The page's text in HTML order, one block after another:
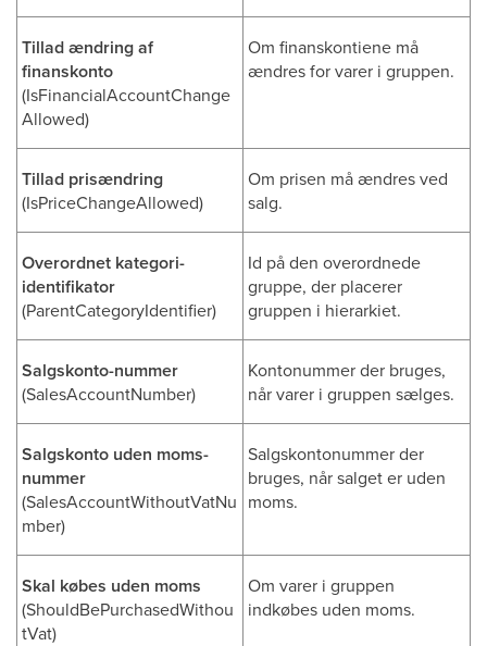
Tillad ændring af
finanskonto
(IsFinancialAccountChange
Allowed)
Om finanskontiene må
ændres for varer i gruppen.
Tillad prisændring
(IsPriceChangeAllowed)
Om prisen må ændres ved
salg.
Overordnet kategori-
identifikator
(ParentCategoryIdentifier)
Id på den overordnede
gruppe, der placerer
gruppen i hierarkiet.
Salgskonto-nummer
(SalesAccountNumber)
Kontonummer der bruges,
når varer i gruppen sælges.
Salgskonto uden moms-
nummer
(SalesAccountWithoutVatNu
mber)
Salgskontonummer der
bruges, når salget er uden
moms.
Skal købes uden moms
(ShouldBePurchasedWithou
tVat)
Om varer i gruppen
indkøbes uden moms.